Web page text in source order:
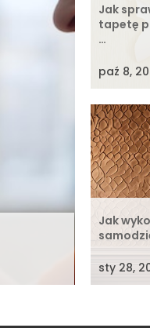
Jak
tapetę
…
paź 8,
Jak
sty 28,